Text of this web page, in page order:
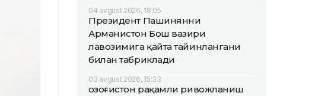
04 avgust 2026, 18:05
Президент Пашинянни
Арманистон Бош вазири
лавозимига қайта тайинлангани
билан табриклади
03 avgust 2026, 15:33
Қозоғистон рақамли ривожланиш